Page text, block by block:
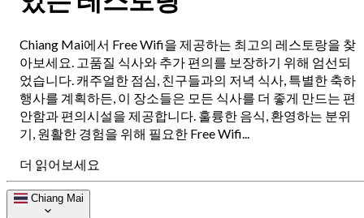
Chiang Mai에서 Free Wifi을 제공하는 최고의 레스토랑을 찾
아보세요. 고품질 식사와 추가 편의를 보장하기 위해 엄선되
었습니다. 캐주얼한 점심, 친구들과의 저녁 식사, 특별한 축하
행사를 계획하든, 이 장소들은 모든 식사를 더 좋게 만드는 편
안함과 편의시설을 제공합니다. 훌륭한 음식, 환영하는 분위
기, 원활한 경험을 위해 필요한 Free Wifi...
더 읽어보세요
Chiang Mai